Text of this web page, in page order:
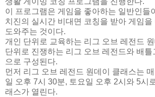
이 프로그램은 게임을 좋아하는 일반인들
치진의 실시간 비대면 코칭을 받아 게임을
도와주는 것이다.
개인 단위로 교육하는 리그 오브 레전드
단위로 진쟁하는 리그 오브 레전드와 배틀
으로 구성된다.
먼저 리그 오브 레전드 원데이 클래스는
일 오후 7시 30분, 토요일 오후 2시와 5시
래스가 열린다.